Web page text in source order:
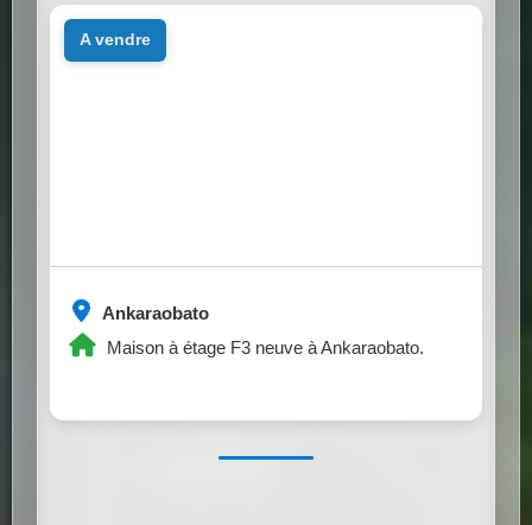
Ankaraobato
Maison à étage F3 neuve à Ankaraobato.
a vendre